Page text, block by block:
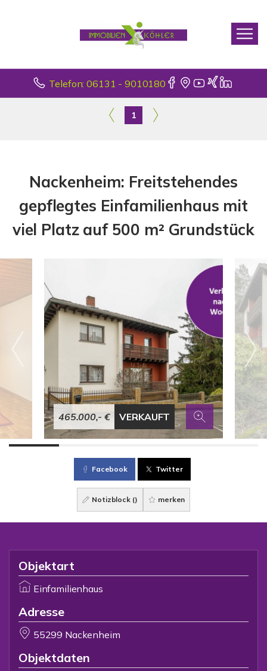
Telefon: 06131 - 9010180
1
Nackenheim: Freitstehendes
gepflegtes Einfamilienhaus mit
viel Platz auf 500 m² Grundstück
465.000,- € VERKAUFT
Facebook Twitter
Notizblock () merken
Objektart
Einfamilienhaus
Adresse
55299 Nackenheim
Objektdaten